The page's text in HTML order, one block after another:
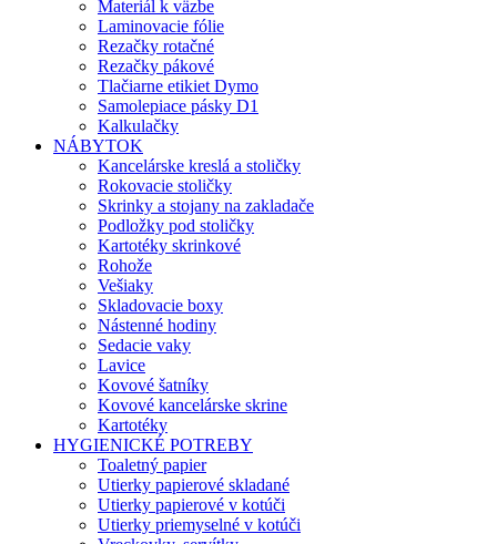
Materiál k väzbe
Laminovacie fólie
Rezačky rotačné
Rezačky pákové
Tlačiarne etikiet Dymo
Samolepiace pásky D1
Kalkulačky
NÁBYTOK
Kancelárske kreslá a stoličky
Rokovacie stoličky
Skrinky a stojany na zakladače
Podložky pod stoličky
Kartotéky skrinkové
Rohože
Vešiaky
Skladovacie boxy
Nástenné hodiny
Sedacie vaky
Lavice
Kovové šatníky
Kovové kancelárske skrine
Kartotéky
HYGIENICKÉ POTREBY
Toaletný papier
Utierky papierové skladané
Utierky papierové v kotúči
Utierky priemyselné v kotúči